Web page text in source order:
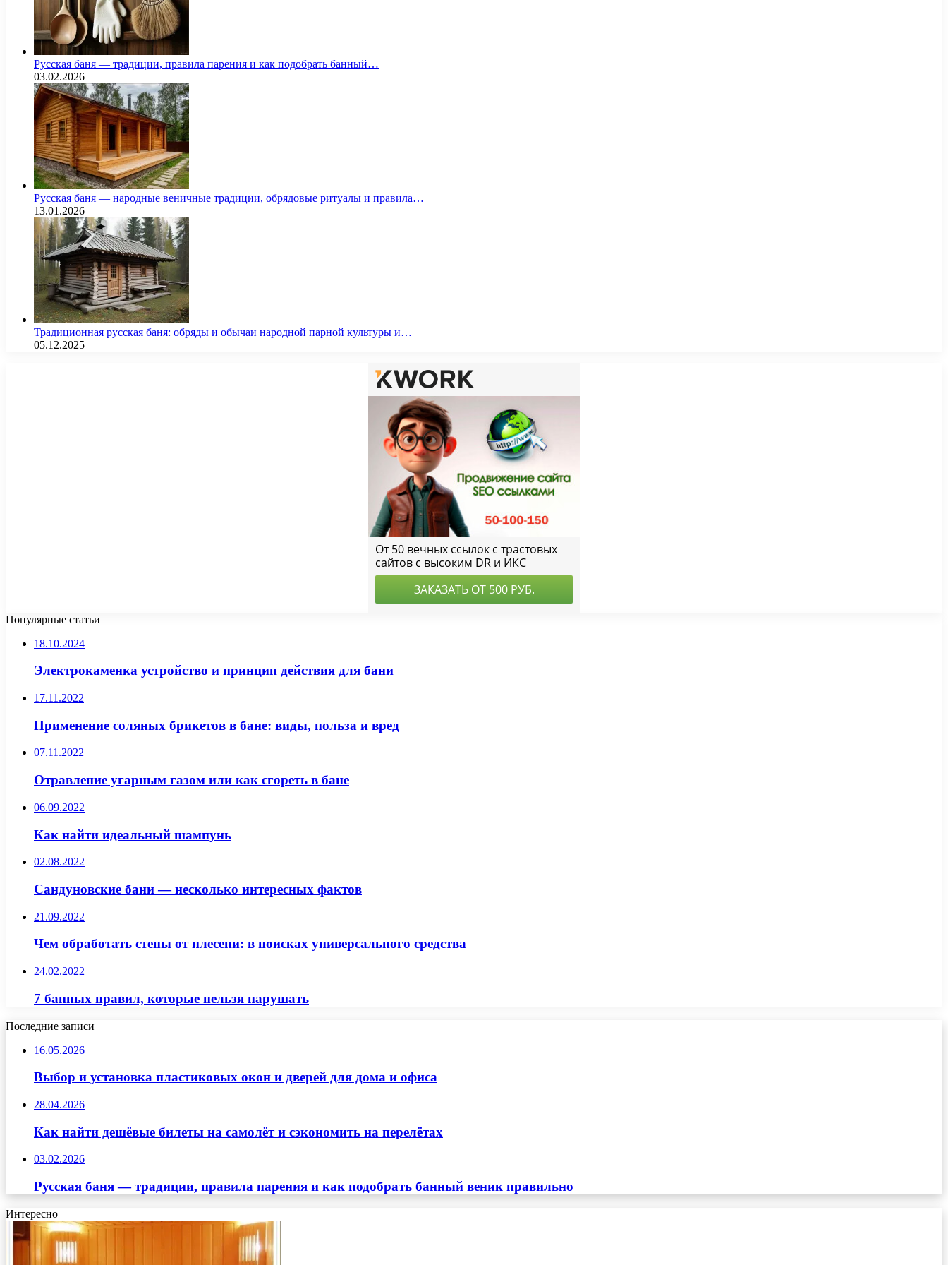
Русская баня — традиции, правила парения и как подобрать банный…
03.02.2026
Русская баня — народные веничные традиции, обрядовые ритуалы и правила…
13.01.2026
Традиционная русская баня: обряды и обычаи народной парной культуры и…
05.12.2025
Популярные статьи
18.10.2024
Электрокаменка устройство и принцип действия для бани
17.11.2022
Применение соляных брикетов в бане: виды, польза и вред
07.11.2022
Отравление угарным газом или как сгореть в бане
06.09.2022
Как найти идеальный шампунь
02.08.2022
Сандуновские бани — несколько интересных фактов
21.09.2022
Чем обработать стены от плесени: в поисках универсального средства
24.02.2022
7 банных правил, которые нельзя нарушать
Последние записи
16.05.2026
Выбор и установка пластиковых окон и дверей для дома и офиса
28.04.2026
Как найти дешёвые билеты на самолёт и сэкономить на перелётах
03.02.2026
Русская баня — традиции, правила парения и как подобрать банный веник правильно
Интересно